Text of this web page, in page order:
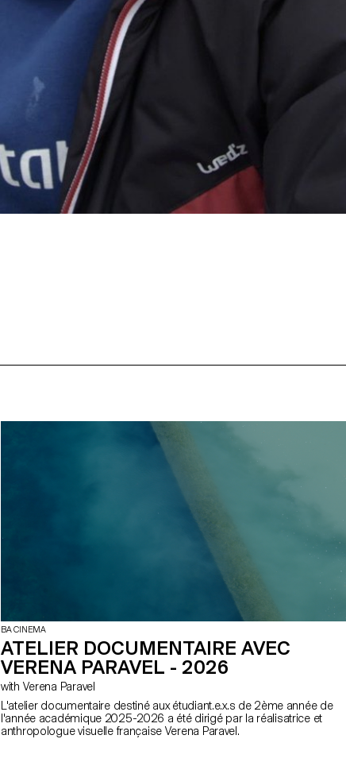
BA CINEMA
ATELIER DOCUMENTAIRE AVEC
VERENA PARAVEL - 2026
with Verena Paravel
L'atelier documentaire destiné aux étudiant.e.x.s de 2ème année de
l'année académique 2025-2026 a été dirigé par la réalisatrice et
anthropologue visuelle française Verena Paravel.